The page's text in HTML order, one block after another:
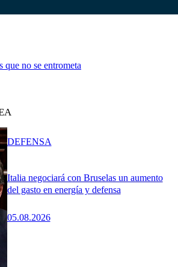
que no se entrometa
Italia negociará con Bruselas un aumento
del gasto en energía y defensa
05.08.2026
DEFENSA